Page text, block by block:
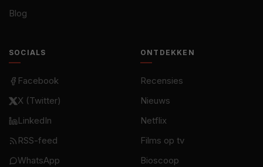
Blog
SOCIALS
Facebook
X (Twitter)
LinkedIn
RSS-feed
WhatsApp
ONTDEKKEN
Recensies
Nieuws
Netflix
Films op tv
Bioscoop